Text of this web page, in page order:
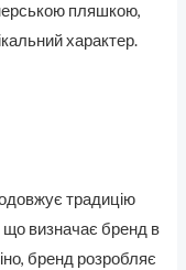
пляшкою,
характер.
традицію
що визначає бренд в
бренд розробляє